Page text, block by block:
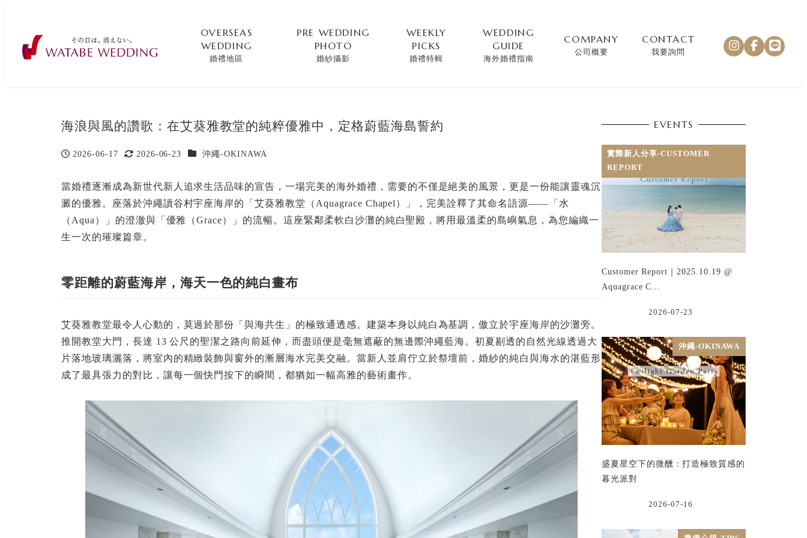
OVERSEAS
WEDDING
婚禮地區
PRE WEDDING
PHOTO
婚紗攝影
WEEKLY
PICKS
婚禮特輯
WEDDING
GUIDE
海外婚禮指南
COMPANY
公司概要
CONTACT
我要詢問
海浪與風的讚歌：在艾葵雅教堂的純粹優雅中，定格蔚藍海島誓約
投稿日
2026-06-17
更新日
2026-06-23 カテゴリー
沖繩-OKINAWA
當婚禮逐漸成為新世代新人追求生活品味的宣告，一場完美的海外婚禮，需要的不僅是絕美的風景，更是一份能讓靈魂沉
澱的優雅。座落於沖繩讀谷村宇座海岸的「艾葵雅教堂（Aquagrace Chapel）」，完美詮釋了其命名語源——「水
（Aqua）」的澄澈與「優雅（Grace）」的流暢。這座緊鄰柔軟白沙灘的純白聖殿，將用最溫柔的島嶼氣息，為您編織一
生一次的璀璨篇章。
零距離的蔚藍海岸，海天一色的純白畫布
艾葵雅教堂最令人心動的，莫過於那份「與海共生」的極致通透感。建築本身以純白為基調，傲立於宇座海岸的沙灘旁。
推開教堂大門，長達 13 公尺的聖潔之路向前延伸，而盡頭便是毫無遮蔽的無邊際沖繩藍海。初夏剔透的自然光線透過大
片落地玻璃灑落，將室內的精緻裝飾與窗外的漸層海水完美交融。當新人並肩佇立於祭壇前，婚紗的純白與海水的湛藍形
成了最具張力的對比，讓每一個快門按下的瞬間，都猶如一幅高雅的藝術畫作。
EVENTS
實際新人分享-CUSTOMER
REPORT
Customer Report｜2025.10.19 @
Aquagrace C…
2026-07-23
沖繩-OKINAWA
盛夏星空下的微醺：打造極致質感的
暮光派對
2026-07-16